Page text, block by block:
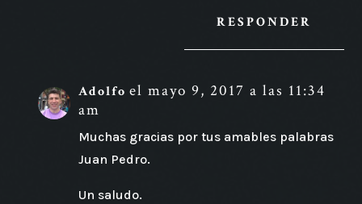
RESPONDER
Adolfo el mayo 9, 2017 a las 11:34
am
Muchas gracias por tus amables palabras
Juan Pedro.
Un saludo.